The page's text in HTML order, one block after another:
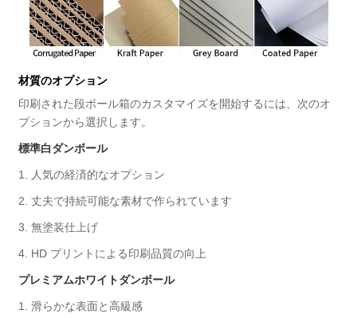
材質のオプション
印刷された段ボール箱のカスタマイズを開始するには、次のオ
プションから選択します。
標準白ダンボール
1. 人気の経済的なオプション
2. 丈夫で持続可能な素材で作られています
3. 無塗装仕上げ
4. HD プリントによる印刷品質の向上
プレミアムホワイトダンボール
1. 滑らかな表面と高級感